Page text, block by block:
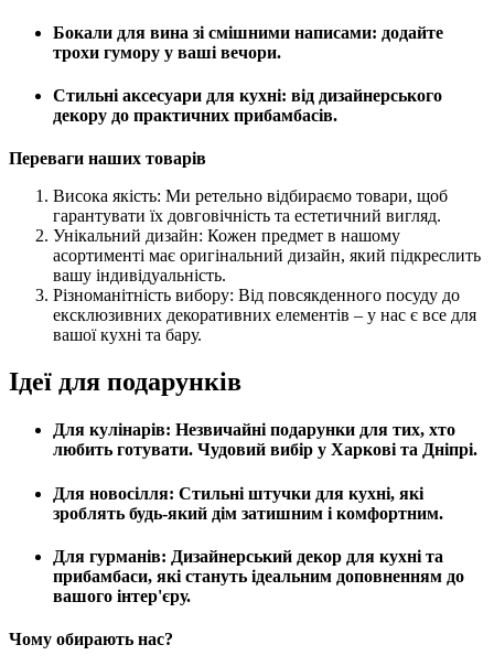
Бокали для вина зі смішними написами: додайте
трохи гумору у ваші вечори.
Стильні аксесуари для кухні: від дизайнерського
декору до практичних прибамбасів.
Переваги наших товарів
Висока якість: Ми ретельно відбираємо товари, щоб
гарантувати їх довговічність та естетичний вигляд.
Унікальний дизайн: Кожен предмет в нашому
асортименті має оригінальний дизайн, який підкреслить
вашу індивідуальність.
Різноманітність вибору: Від повсякденного посуду до
ексклюзивних декоративних елементів – у нас є все для
вашої кухні та бару.
Ідеї для подарунків
Для кулінарів: Незвичайні подарунки для тих, хто
любить готувати. Чудовий вибір у Харкові та Дніпрі.
Для новосілля: Стильні штучки для кухні, які
зроблять будь-який дім затишним і комфортним.
Для гурманів: Дизайнерський декор для кухні та
прибамбаси, які стануть ідеальним доповненням до
вашого інтер'єру.
Чому обирають нас?